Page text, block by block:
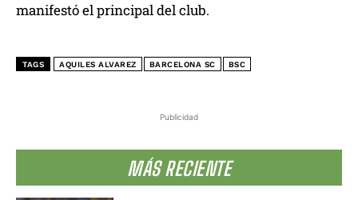
Publicidad
MÁS RECIENTE
manifestó el principal del club.
TAGS AQUILES ALVAREZ BARCELONA SC BSC